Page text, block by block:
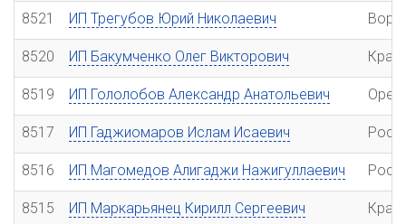
8521 ИП Трегубов Юрий Николаевич
8520 ИП Бакумченко Олег Викторович
8519 ИП Гололобов Александр Анатольевич
8517 ИП Гаджиомаров Ислам Исаевич
8516 ИП Магомедов Алигаджи Нажигуллаевич
8515 ИП Маркарьянец Кирилл Сергеевич